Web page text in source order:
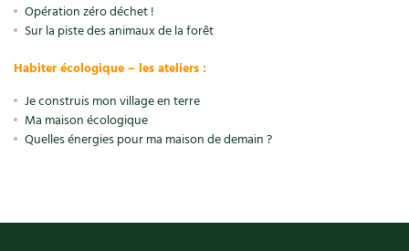
Opération zéro déchet !
Sur la piste des animaux de la forêt
Habiter écologique – les ateliers :
Je construis mon village en terre
Ma maison écologique
Quelles énergies pour ma maison de demain ?